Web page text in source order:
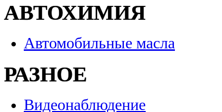
АВТОХИМИЯ
Автомобильные масла
РАЗНОЕ
Видеонаблюдение